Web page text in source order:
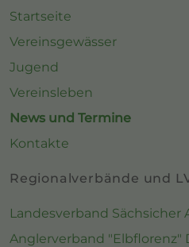
Startseite
Vereinsgewässer
Jugend
Vereinsleben
News und Termine
Kontakte
Regionalverbände und
Landesverband Sächsicher
Anglerverband "Elbflorenz"